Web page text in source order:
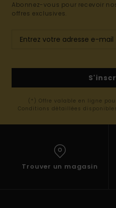
Abonnez-vous pour recevoir
offres exclusives.
(*) Offre valable en ligne
Conditions détaillées
Trouver un magasin